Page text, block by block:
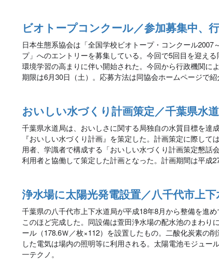
ビオトープコンクール／参加募集中、
日本生態系協会は「全国学校ビオトープ・コンクール2007
プ」へのエントリーを募集している。今回で5回目を迎え
環境学習の高まりに伴い開始された。今回から行政機関に
期限は6月30日（土）。応募方法は同協会ホームページで
おいしい水づくり計画策定／千葉県水
千葉県水道局は、おいしさに関する局独自の水質目標を達
『おいしい水づくり計画』を策定した。計画策定に際し
用者、学識者で構成する「おいしい水づくり計画策定懇話
利用者と協働して策定した計画となった。計画期間は平成
浄水場に太陽光発電設置／八千代市上
千葉県の八千代市上下水道局が平成18年8月から整備を進
このほど完成した。同設備は萱田浄水場の配水池のまわり
ール（178.6Ｗ／枚×112）を設置したもの。二酸化炭素の
した電気は場内の照明等に利用される。太陽電池モジュー
一テクノ。